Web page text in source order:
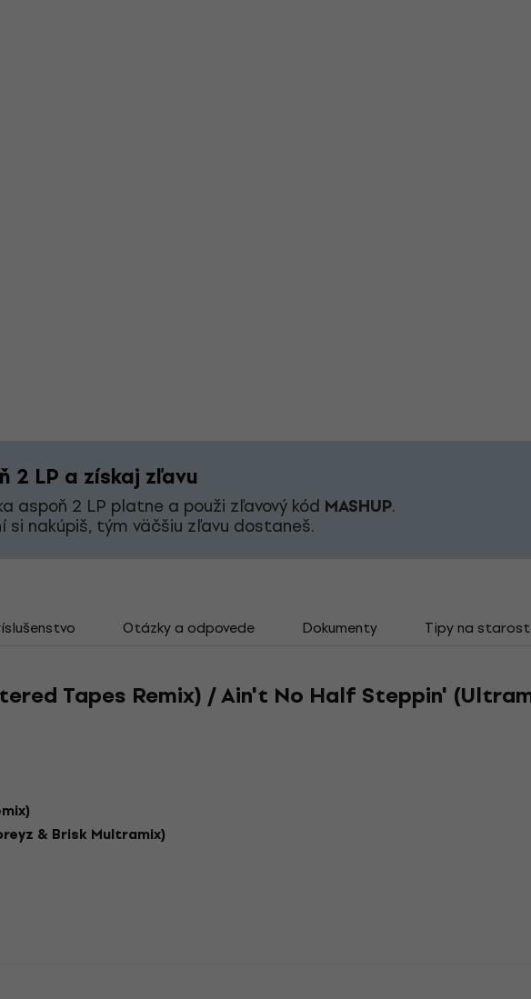
2 LP a získaj zľavu
aspoň 2 LP platne a použi zľavový kód MASHUP.
nakúpiš, tým väčšiu zľavu dostaneš.
Otázky a odpovede Dokumenty Tipy na
Tapes Remix) / Ain't No Half Steppin'
& Brisk Multramix)